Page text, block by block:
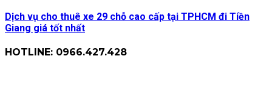
Dịch vụ cho thuê xe 29 chỗ cao cấp tại TPHCM đi Tiền
Giang giá tốt nhất
HOTLINE: 0966.427.428